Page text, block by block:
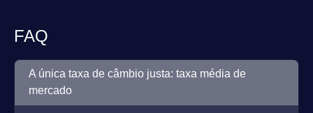
FAQ
A única taxa de câmbio justa: taxa média de
mercado